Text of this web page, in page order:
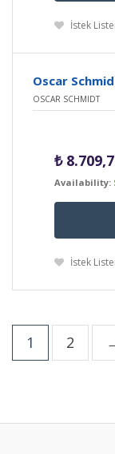
İstek
Oscar
OSCAR SCHMIDT
₺
Availability:
İstek
1 2